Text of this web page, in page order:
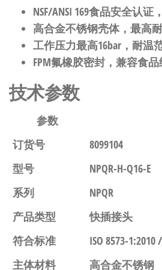
NSF/ANSI 169食品安全认证
高合金不锈钢壳体，最高耐
工作压力最高16bar，耐温范
FPM氟橡胶密封，兼容食
技术参数
参数
订货号
8099104
型号
NPQR-H-Q16-E
系列
NPQR
产品类型
快插接头
符合标准
ISO 8573-1:2010
主体材料
高合金不锈钢